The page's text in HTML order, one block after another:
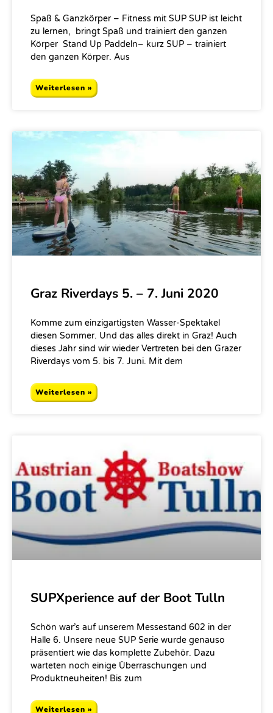
Spaß & Ganzkörper – Fitness mit SUP SUP ist leicht
zu lernen, bringt Spaß und trainiert den ganzen
Körper Stand Up Paddeln– kurz SUP – trainiert
den ganzen Körper. Aus
Weiterlesen »
Graz Riverdays 5. – 7. Juni 2020
Komme zum einzigartigsten Wasser-Spektakel
diesen Sommer. Und das alles direkt in Graz! Auch
dieses Jahr sind wir wieder Vertreten bei den Grazer
Riverdays vom 5. bis 7. Juni. Mit dem
Weiterlesen »
SUPXperience auf der Boot Tulln
Schön war’s auf unserem Messestand 602 in der
Halle 6. Unsere neue SUP Serie wurde genauso
präsentiert wie das komplette Zubehör. Dazu
warteten noch einige Überraschungen und
Produktneuheiten! Bis zum
Weiterlesen »